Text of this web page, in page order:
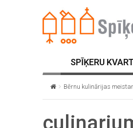
SPĪĶERU
Bērnu kulinārijas